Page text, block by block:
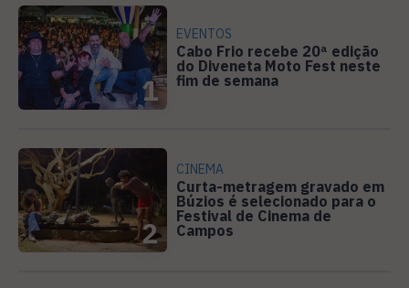
1
EVENTOS
Cabo Frio recebe 20ª edição
do Diveneta Moto Fest neste
fim de semana
2
CINEMA
Curta-metragem gravado em
Búzios é selecionado para o
Festival de Cinema de
Campos